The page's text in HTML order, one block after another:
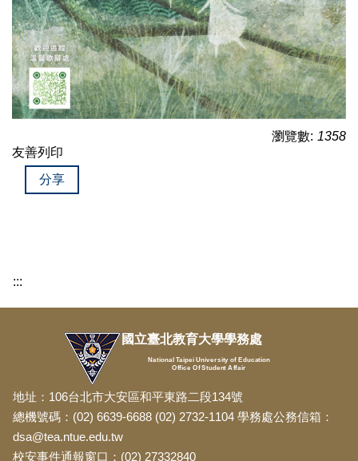
瀏覽數: 1358
友善列印
分享
:::
國立臺北教育大學學務處
National Taipei University of Education
Office Of Student Affair
地址：106台北市大安區和平東路二段134號
總機號碼：(02) 6639-6688 (02) 2732-1104 學務處公務信箱：
dsa@tea.ntue.edu.tw
校安事件通報窗口：(02) 27332840